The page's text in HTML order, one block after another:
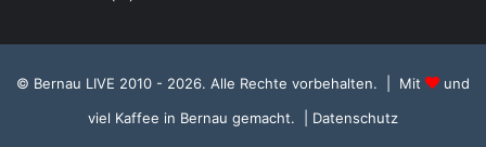
© Bernau LIVE 2010 - 2026. Alle Rechte vorbehalten. | Mit
und
viel Kaffee in Bernau gemacht.
| Datenschutz